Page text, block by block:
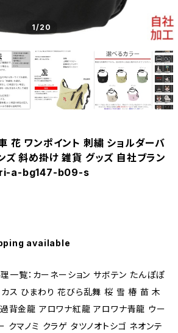
1/20
花 ワンポイント 刺繍 ショルダーバ
ズ 斜め掛け 雑貨 グッズ 自社ブラン
a-bg147-b09-s
available
一覧：カーネーション サボテン たんぽぽ
カス ひまわり 花びら乱舞 桜 雪 椿 苗 木
背金龍 アロワナ紅龍 アロワナ青龍 ウー
クマノミ クラゲ タツノオトシゴ ネオンテ